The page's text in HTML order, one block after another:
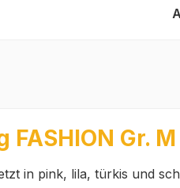
Gr.
in pink, lila, türkis und